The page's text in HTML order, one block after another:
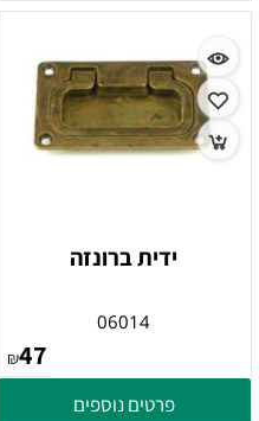
ידית ברונזה
06014
₪47
פרטים נוספים